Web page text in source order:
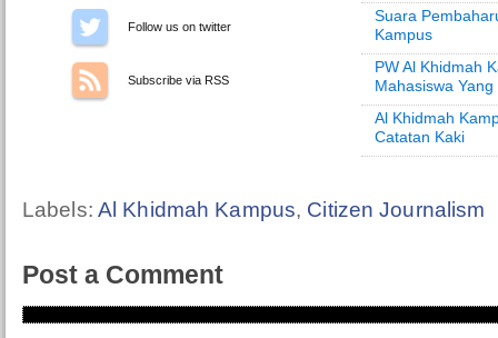
Follow us on Twitter
Subscribe via RSS
Suara
Kampus
PW Al Khidmah
Mahasiswa
Al Khidmah
Catatan Kaki
Labels: Al Khidmah Kampus, Citizen Journalism
Post a Comment